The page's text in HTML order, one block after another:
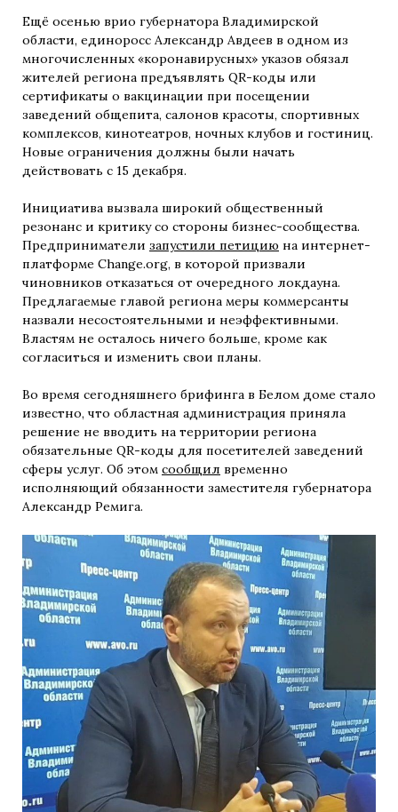
Ещё осенью врио губернатора Владимирской
области, единоросс Александр Авдеев в одном из
многочисленных «коронавирусных» указов обязал
жителей региона предъявлять QR-коды или
сертификаты о вакцинации при посещении
заведений общепита, салонов красоты, спортивных
комплексов, кинотеатров, ночных клубов и гостиниц.
Новые ограничения должны были начать
действовать с 15 декабря.
Инициатива вызвала широкий общественный
резонанс и критику со стороны бизнес-сообщества.
Предприниматели запустили петицию на интернет-
платформе Change.org, в которой призвали
чиновников отказаться от очередного локдауна.
Предлагаемые главой региона меры коммерсанты
назвали несостоятельными и неэффективными.
Властям не осталось ничего больше, кроме как
согласиться и изменить свои планы.
Во время сегодняшнего брифинга в Белом доме стало
известно, что областная администрация приняла
решение не вводить на территории региона
обязательные QR-коды для посетителей заведений
сферы услуг. Об этом сообщил временно
исполняющий обязанности заместителя губернатора
Александр Ремига.